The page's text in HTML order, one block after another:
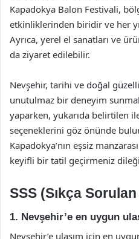
Kapadokya Balon Festivali,
etkinliklerinden biridir ve her
Ayrıca, yerel el sanatları ve
da ziyaret edilebilir.
Nevşehir, tarihi ve doğal
unutulmaz bir deneyim
yaparken, yukarıda belirtilen
seçeneklerini göz önünde
Kapadokya’nın eşsiz
keyifli bir tatil geçirmeniz
SSS (Sıkça
1. Nevşehir’e en uygun
Nevşehir’e ulaşım için en